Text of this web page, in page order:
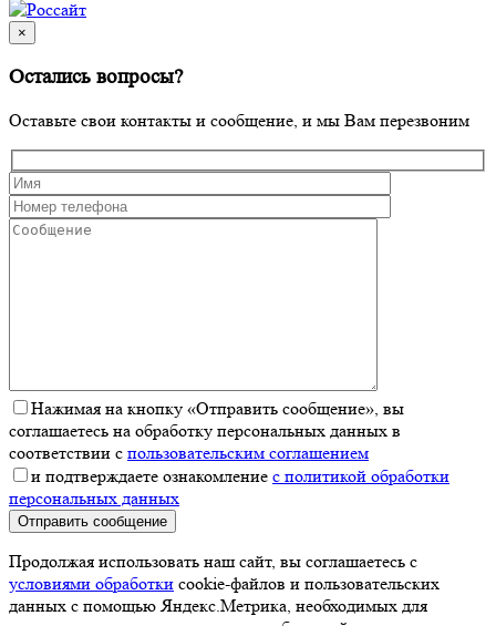
×
Остались вопросы?
Оставьте свои контакты и сообщение, и мы Вам перезвоним
Нажимая на кнопку «Отправить сообщение», вы
соглашаетесь на обработку персональных данных в
соответствии с пользовательским соглашением
и подтверждаете ознакомление с политикой обработки
персональных данных
Отправить сообщение
Продолжая использовать наш сайт, вы соглашаетесь с
условиями обработки cookie-файлов и пользовательских
данных с помощью Яндекс.Метрика, необходимых для